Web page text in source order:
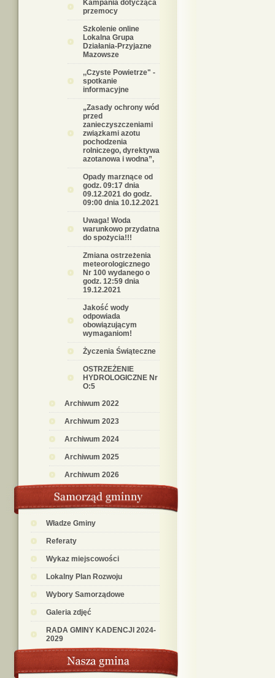
Kampania dotycząca
przemocy
Szkolenie online
Lokalna Grupa
Działania-Przyjazne
Mazowsze
,,Czyste Powietrze" -
spotkanie
informacyjne
„Zasady ochrony wód
przed
zanieczyszczeniami
związkami azotu
pochodzenia
rolniczego, dyrektywa
azotanowa i wodna”,
Opady marznące od
godz. 09:17 dnia
09.12.2021 do godz.
09:00 dnia 10.12.2021
Uwaga! Woda
warunkowo przydatna
do spożycia!!!
Zmiana ostrzeżenia
meteorologicznego
Nr 100 wydanego o
godz. 12:59 dnia
19.12.2021
Jakość wody
odpowiada
obowiązującym
wymaganiom!
Życzenia Świąteczne
OSTRZEŻENIE
HYDROLOGICZNE Nr
O:5
Archiwum 2022
Archiwum 2023
Archiwum 2024
Archiwum 2025
Archiwum 2026
Władze Gminy
Referaty
Wykaz miejscowości
Lokalny Plan Rozwoju
Wybory Samorządowe
Galeria zdjęć
RADA GMINY KADENCJI 2024-
2029